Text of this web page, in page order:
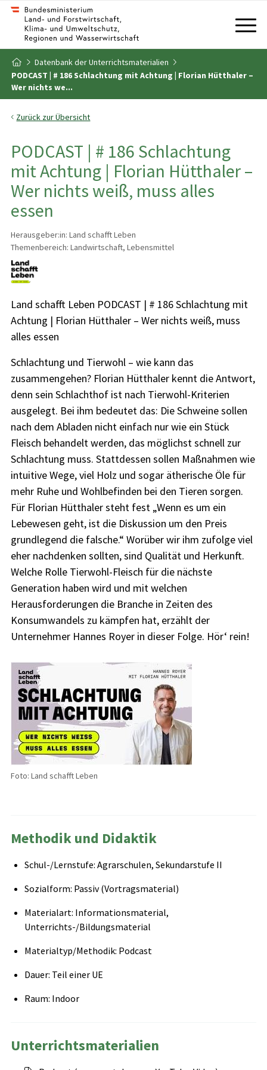
Zum Inhalt
Zum Inhaltsverzeichnis
Zur Startseite
Datenbank der Unterrichtsmaterialien
PODCAST | # 186 Schlachtung mit Achtung | Florian Hütthaler –
Wer nichts we...
Zurück zur Übersicht
PODCAST | # 186 Schlachtung
mit Achtung | Florian Hütthaler –
Wer nichts weiß, muss alles
essen
Herausgeber:in: Land schafft Leben
Themenbereich: Landwirtschaft, Lebensmittel
Land schafft Leben PODCAST | # 186 Schlachtung mit
Achtung | Florian Hütthaler – Wer nichts weiß, muss
alles essen
Schlachtung und Tierwohl – wie kann das
zusammengehen? Florian Hütthaler kennt die Antwort,
denn sein Schlachthof ist nach Tierwohl-Kriterien
ausgelegt. Bei ihm bedeutet das: Die Schweine sollen
nach dem Abladen nicht einfach nur wie ein Stück
Fleisch behandelt werden, das möglichst schnell zur
Schlachtung muss. Stattdessen sollen Maßnahmen wie
intuitive Wege, viel Holz und sogar ätherische Öle für
mehr Ruhe und Wohlbefinden bei den Tieren sorgen.
Für Florian Hütthaler steht fest „Wenn es um ein
Lebewesen geht, ist die Diskussion um den Preis
grundlegend die falsche.“ Worüber wir ihm zufolge viel
eher nachdenken sollten, sind Qualität und Herkunft.
Welche Rolle Tierwohl-Fleisch für die nächste
Generation haben wird und mit welchen
Herausforderungen die Branche in Zeiten des
Konsumwandels zu kämpfen hat, erzählt der
Unternehmer Hannes Royer in dieser Folge. Hör‘ rein!
Foto: Land schafft Leben
Methodik und Didaktik
Schul-/Lernstufe: Agrarschulen, Sekundarstufe II
Sozialform: Passiv (Vortragsmaterial)
Materialart: Informationsmaterial,
Unterrichts-/Bildungsmaterial
Materialtyp/Methodik: Podcast
Dauer: Teil einer UE
Raum: Indoor
Unterrichtsmaterialien